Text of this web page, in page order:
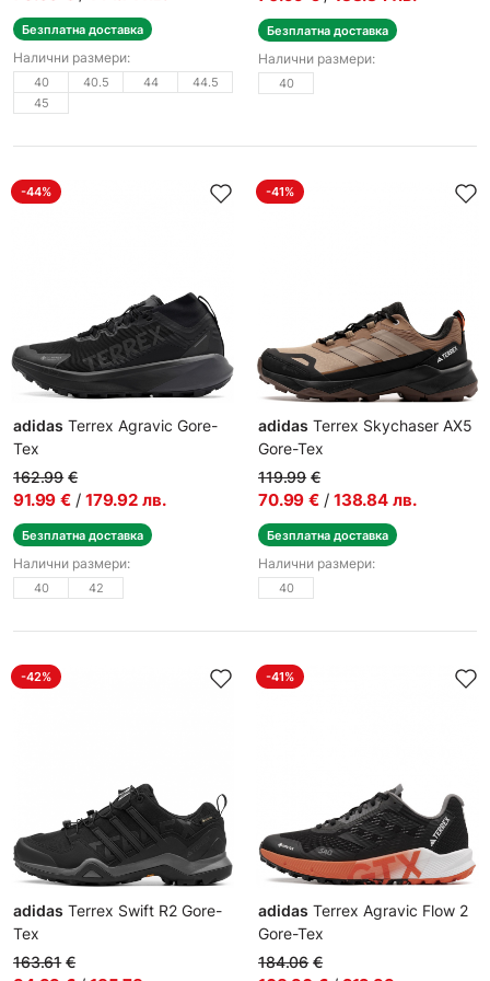
Безплатна доставка
Налични размери:
40 40.5 44
44.5
45
Безплатна доставка
Налични размери:
40
-44%
adidas Terrex Agravic Gore-
Tex
Мъжки маратонки
162.99 €
91.99 € / 179.92 лв.
Безплатна доставка
Налични размери:
40 42
-41%
adidas Terrex Skychaser AX5
Gore-Tex
Мъжки спортни обувки
119.99 €
70.99 € / 138.84 лв.
Безплатна доставка
Налични размери:
40
-42%
adidas Terrex Swift R2 Gore-
Tex
Мъжки спортни обувки
163.61 €
-41%
adidas Terrex Agravic Flow 2
Gore-Tex
Мъжки маратонки
184.06 €